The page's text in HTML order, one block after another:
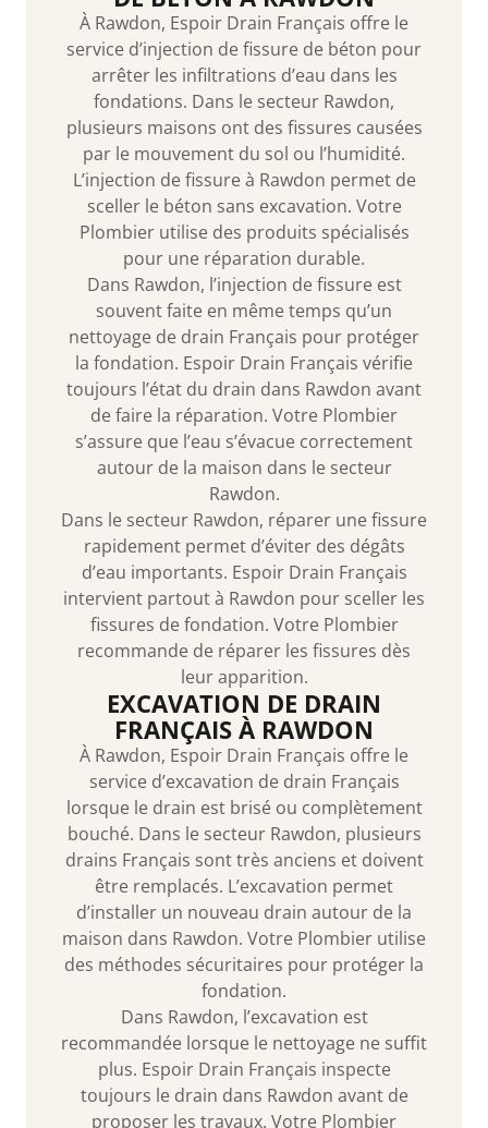
À Rawdon, Espoir Drain Français offre le
service d’injection de fissure de béton pour
arrêter les infiltrations d’eau dans les
fondations. Dans le secteur Rawdon,
plusieurs maisons ont des fissures causées
par le mouvement du sol ou l’humidité.
L’injection de fissure à Rawdon permet de
sceller le béton sans excavation. Votre
Plombier utilise des produits spécialisés
pour une réparation durable.
Dans Rawdon, l’injection de fissure est
souvent faite en même temps qu’un
nettoyage de drain Français pour protéger
la fondation. Espoir Drain Français vérifie
toujours l’état du drain dans Rawdon avant
de faire la réparation. Votre Plombier
s’assure que l’eau s’évacue correctement
autour de la maison dans le secteur
Rawdon.
Dans le secteur Rawdon, réparer une fissure
rapidement permet d’éviter des dégâts
d’eau importants. Espoir Drain Français
intervient partout à Rawdon pour sceller les
fissures de fondation. Votre Plombier
recommande de réparer les fissures dès
leur apparition.
EXCAVATION DE DRAIN
FRANÇAIS À RAWDON
À Rawdon, Espoir Drain Français offre le
service d’excavation de drain Français
lorsque le drain est brisé ou complètement
bouché. Dans le secteur Rawdon, plusieurs
drains Français sont très anciens et doivent
être remplacés. L’excavation permet
d’installer un nouveau drain autour de la
maison dans Rawdon. Votre Plombier utilise
des méthodes sécuritaires pour protéger la
fondation.
Dans Rawdon, l’excavation est
recommandée lorsque le nettoyage ne suffit
plus. Espoir Drain Français inspecte
toujours le drain dans Rawdon avant de
proposer les travaux. Votre Plombier